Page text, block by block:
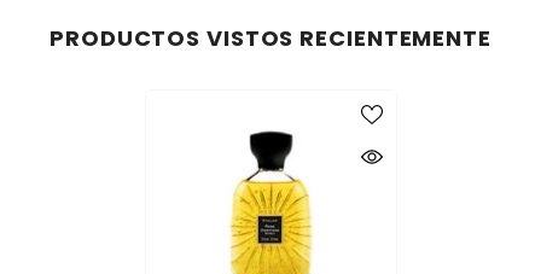
PRODUCTOS VISTOS RECIENTEMENTE